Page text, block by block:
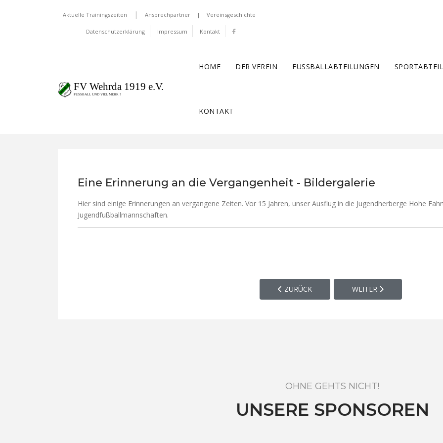
Aktuelle Trainingszeiten | Ansprechpartner | Vereinsgeschichte
Daten­schutz­erklärung Impressum Kontakt
HOME DER VEREIN FUSSBALLABTEILUNGEN
KONTAKT
Eine Erinnerung an die Vergangenheit - Bildergalerie
Hier sind einige Erinnerungen an vergangene Zeiten. Vor 15 Jahren, unser Ausflug in die Jugendherberge Hohe
Jugendfußballmannschaften.
VORHERIGER BEITRAG: SPORTPLATZ,
ZURÜCK NÄCHSTER BEITRAG: OFF
WEITER
OHNE GEHTS NICHT!
UNSERE SPONSOREN